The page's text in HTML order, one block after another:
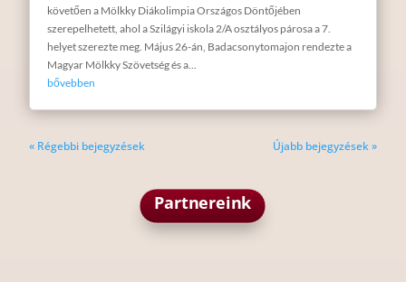
követően a Mölkky Diákolimpia Országos Döntőjében
szerepelhetett, ahol a Szilágyi iskola 2/A osztályos párosa a 7.
helyet szerezte meg. Május 26-án, Badacsonytomajon rendezte a
Magyar Mölkky Szövetség és a...
bővebben
« Régebbi bejegyzések Újabb bejegyzések »
Partnereink